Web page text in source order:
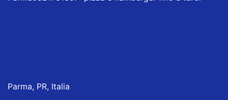
Parma, PR, Italia